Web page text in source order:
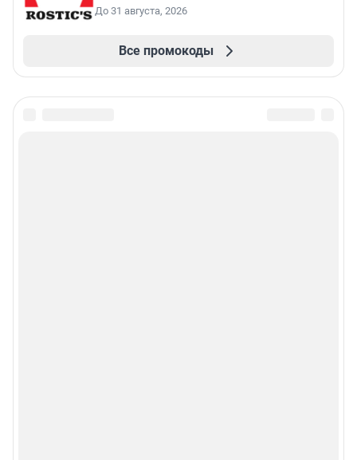
До 31 августа, 2026
Все промокоды